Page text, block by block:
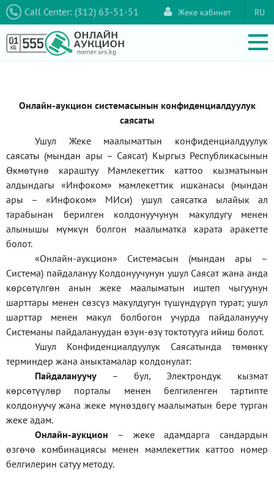
Call Center: (312) 63-51-51 RU
Жеке кабинет
Онлайн-аукцион системасынын конфиденциалдуулук
саясаты
Ушул Жеке маалыматтын конфиденциалдуулук
саясаты (мындан ары – Саясат) Кыргыз Республикасынын
Өкмөтүнө караштуу Мамлекеттик каттоо кызматынын
алдындагы «Инфоком» мамлекеттик ишканасы (мындан
ары –«Инфоком» МИси) ушул саясатка ылайык ал
тарабынан берилген колдонуучунун макулдугу менен
алынышы мүмкүн болгон маалыматка карата аракетте
болот.
«Онлайн-аукцион» Системасын (мындан ары –
Система) пайдалануу Колдонуучунун ушул Саясат жана анда
көрсөтүлгөн анын жеке маалыматын иштеп чыгуунун
шарттары менен сөзсүз макулдугун түшүндүрүп турат; ушул
шарттар менен макул болбогон учурда пайдалануучу
Системаны пайдалануудан өзүн-өзү токтотууга ийиш болот.
Ушул Конфиденциалдуулук Саясатында төмөнкү
терминдер жана аныктамалар колдонулат:
Пайдалануучу – бул, Электрондук кызмат
көрсөтүүлөр порталы менен белгиленген тартипте
колдонуучу жана жеке мүнөздөгү маалыматын бере турган
жеке адам.
Онлайн-аукцион – жеке адамдарга сандардын
өзгөчө комбинациясы менен мамлекеттик каттоо номер
белгилерин сатуу методу.